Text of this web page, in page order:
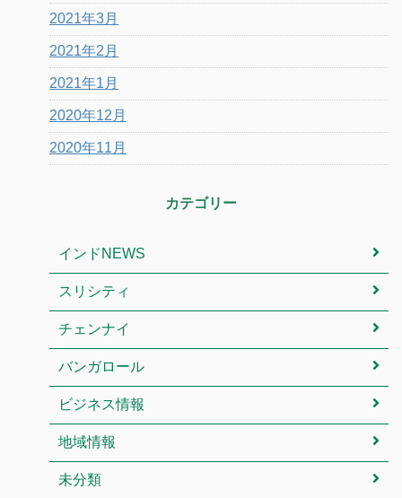
2021年3月
2021年2月
2021年1月
2020年12月
2020年11月
カテゴリー
インドNEWS
スリシティ
チェンナイ
バンガロール
ビジネス情報
地域情報
未分類